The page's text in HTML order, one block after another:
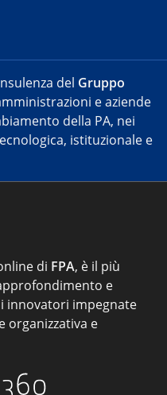
del Gruppo
e aziende
della PA, nei
istituzionale e
di FPA, è il più
e
innovatori impegnate
organizzativa e